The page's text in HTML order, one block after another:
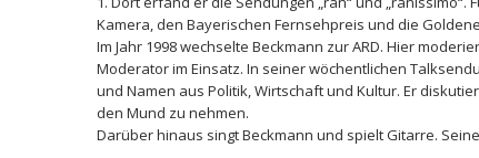
Kamera, den Bayerischen Fernsehpreis und die
Im Jahr 1998 wechselte Beckmann zur ARD. Hier
Moderator im Einsatz. In seiner wöchentlichen
und Namen aus Politik, Wirtschaft und Kultur. Er
den Mund zu nehmen.
Darüber hinaus singt Beckmann und spielt Gitarre.